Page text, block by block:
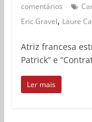
comentários
Eric Gravel, Laure
Atriz francesa
Patrick” e
Ler mais